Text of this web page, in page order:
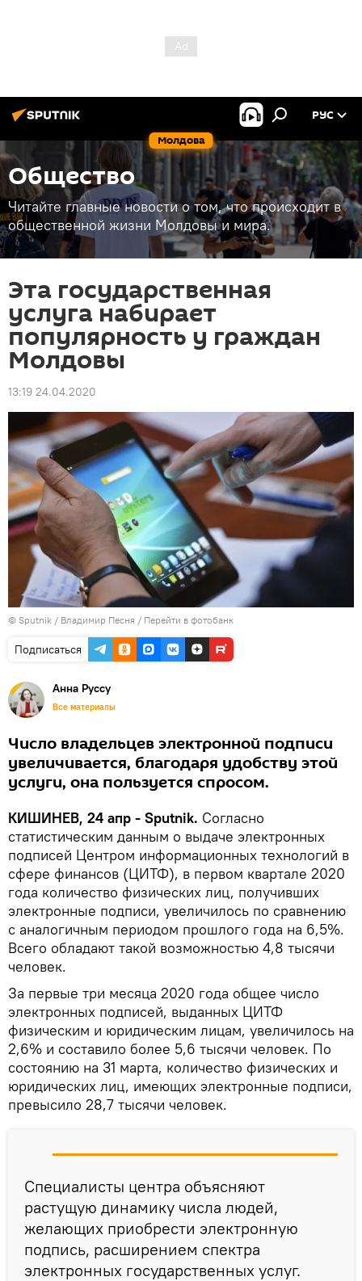
Молдова
РУС
Общество
Читайте главные новости о том, что происходит в
общественной жизни Молдовы и мира.
Эта государственная
услуга набирает
популярность у граждан
Молдовы
13:19 24.04.2020
© Sputnik / Владимир Песня / Перейти в фотобанк
Подписаться
Анна Руссу
Все материалы
Число владельцев электронной подписи
увеличивается, благодаря удобству этой
услуги, она пользуется спросом.
КИШИНЕВ, 24 апр - Sputnik. Согласно
статистическим данным о выдаче электронных
подписей Центром информационных технологий в
сфере финансов (ЦИТФ), в первом квартале 2020
года количество физических лиц, получивших
электронные подписи, увеличилось по сравнению
с аналогичным периодом прошлого года на 6,5%.
Всего обладают такой возможностью 4,8 тысячи
человек.
За первые три месяца 2020 года общее число
электронных подписей, выданных ЦИТФ
физическим и юридическим лицам, увеличилось на
2,6% и составило более 5,6 тысячи человек. По
состоянию на 31 марта, количество физических и
юридических лиц, имеющих электронные подписи,
превысило 28,7 тысячи человек.
Специалисты центра объясняют
растущую динамику числа людей,
желающих приобрести электронную
подпись, расширением спектра
электронных государственных услуг.